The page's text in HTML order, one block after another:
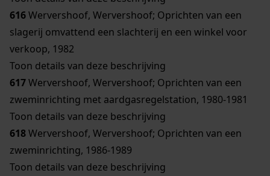
616Wervershoof, Wervershoof; Oprichten van een
slagerij omvattend een slachterij en een winkel voor
verkoop, 1982
Toon details van deze beschrijving
617Wervershoof, Wervershoof; Oprichten van een
zweminrichting met aardgasregelstation, 1980-1981
Toon details van deze beschrijving
618Wervershoof, Wervershoof; Oprichten van een
zweminrichting, 1986-1989
Toon details van deze beschrijving